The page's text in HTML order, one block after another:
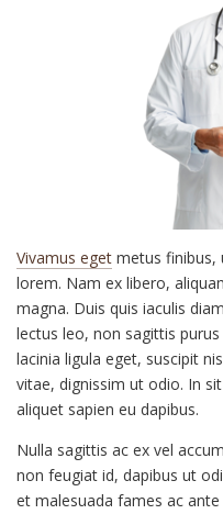
Vivamus eget metus finibus,
lorem. Nam ex libero,
magna. Duis quis iaculis
lectus leo, non sagittis
lacinia ligula eget, suscipit
vitae, dignissim ut odio. In
aliquet sapien eu dapibus.
Nulla sagittis ac ex vel
non feugiat id, dapibus ut
et malesuada fames ac